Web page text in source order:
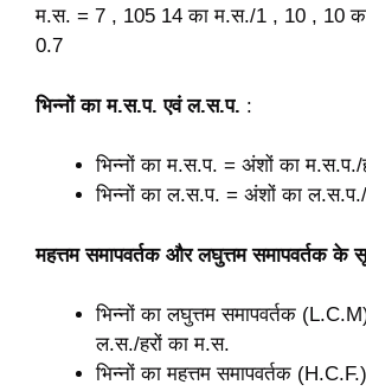
म.स. = 7 , 105 14 का म.स./1 , 10 , 10
0.7
भिन्नों का म.स.प. एवं ल.स.प. :
भिन्नों का म.स.प. = अंशों का
भिन्नों का ल.स.प. = अंशों का
महत्तम समापवर्तक और लघुत्तम समापवर्तक के
भिन्नों का लघुत्तम समापवर्तक
ल.स./हरों का म.स.
भिन्नों का महत्तम समापवर्तक